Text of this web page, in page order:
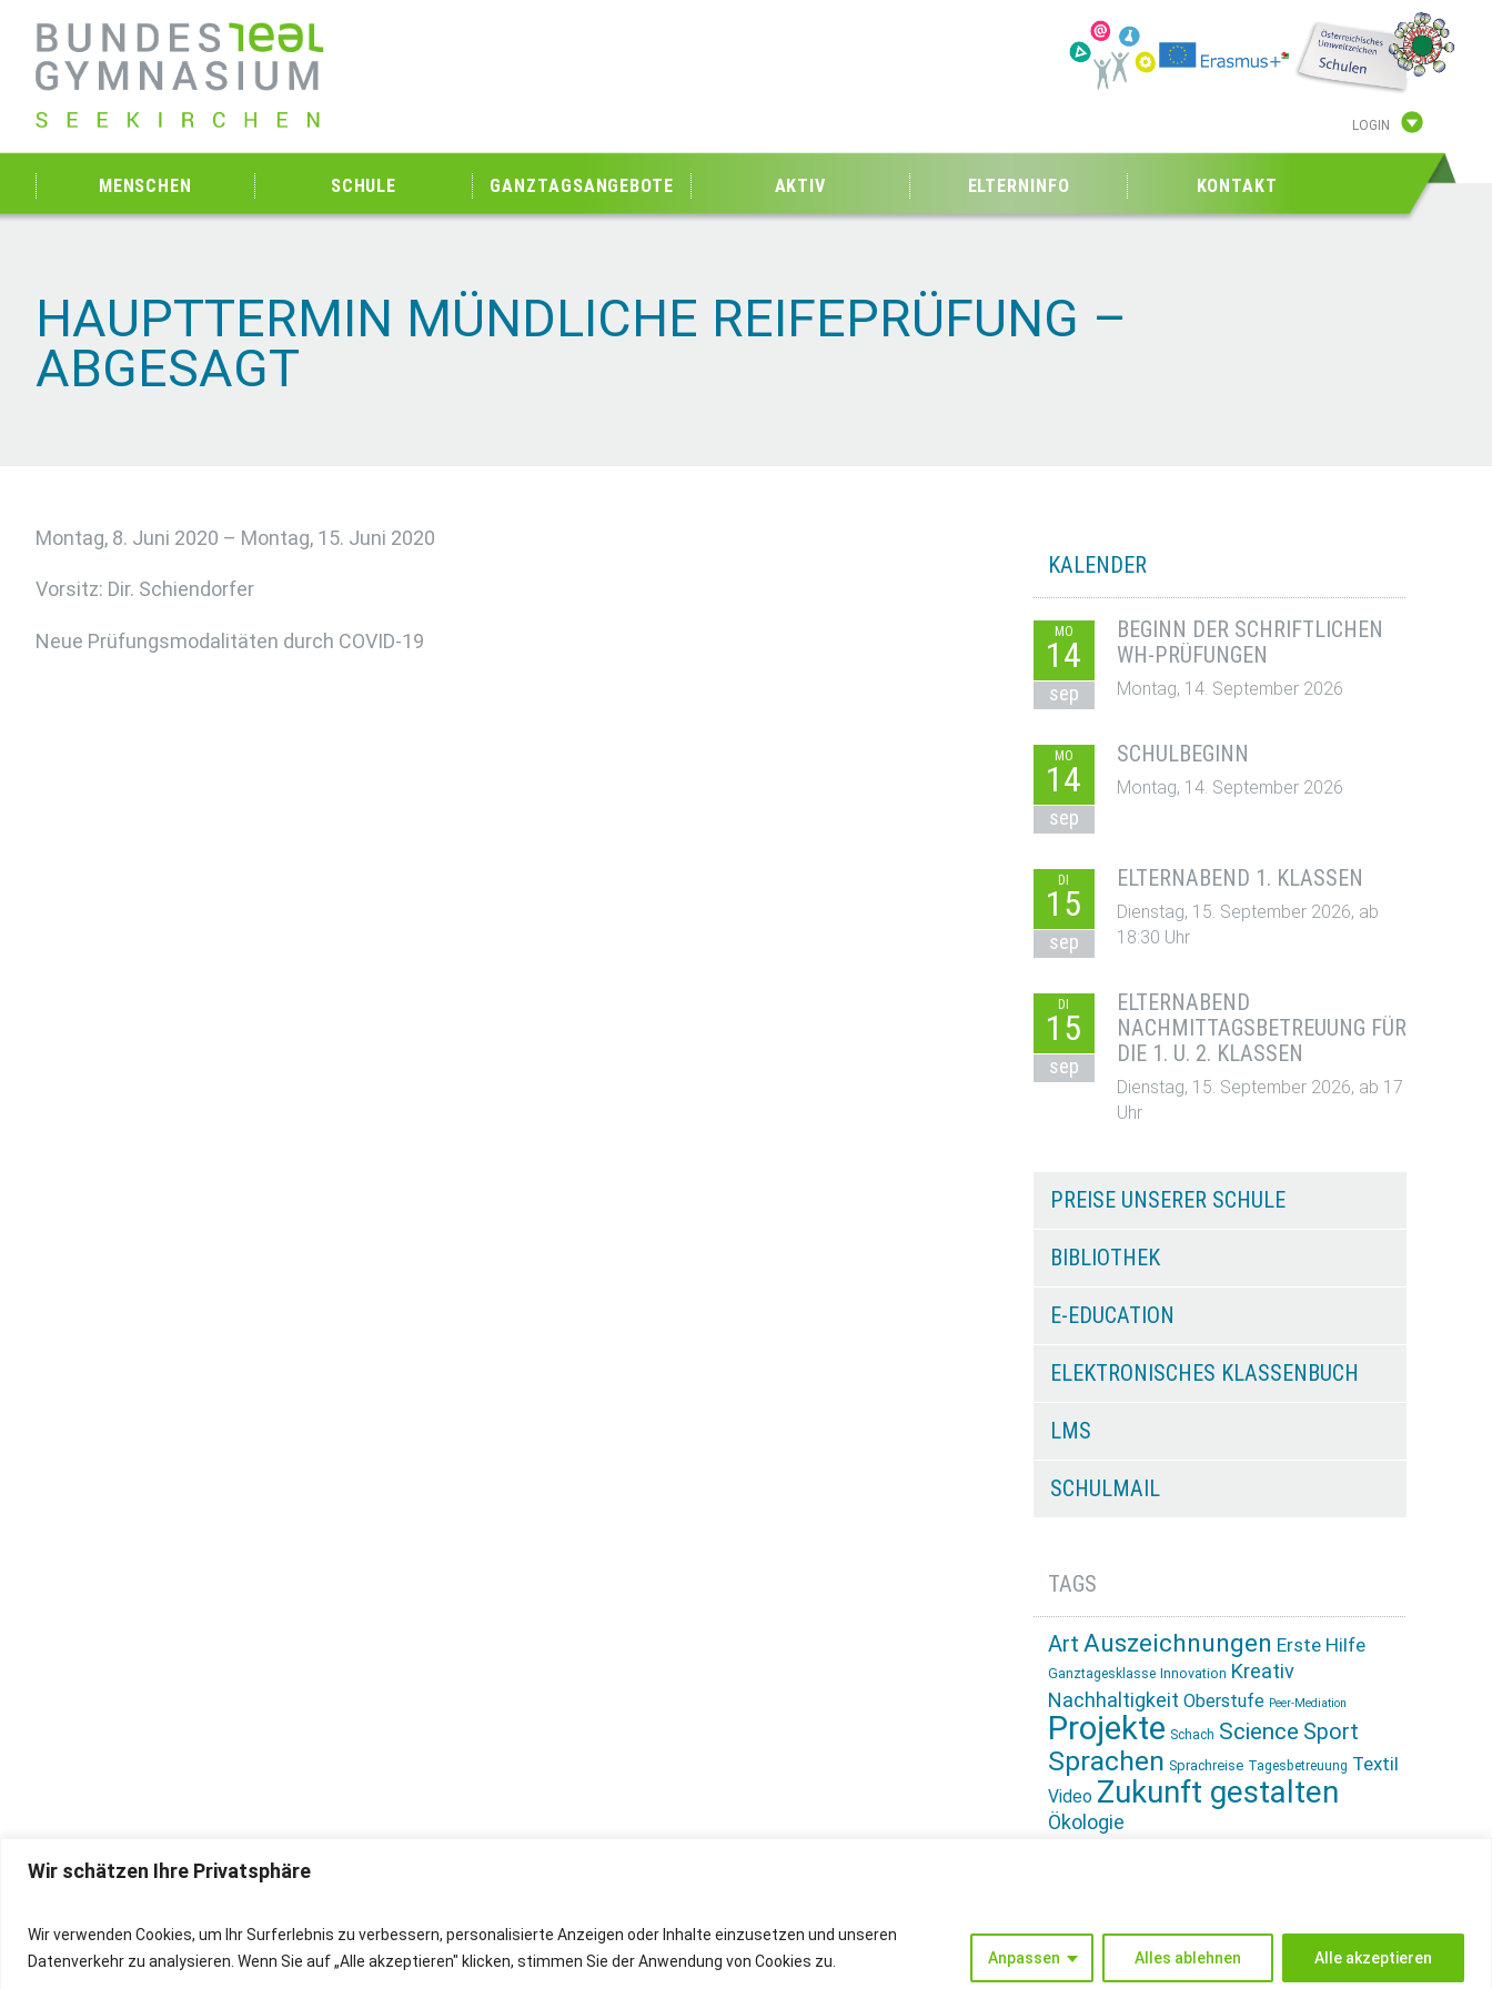
Wir schätzen Ihre Privatsphäre
Wir verwenden Cookies, um Ihr Surferlebnis zu verbessern, personalisierte Anzeigen oder Inhalte einzusetzen und unseren
Datenverkehr zu analysieren. Wenn Sie auf „Alle akzeptieren" klicken, stimmen Sie der Anwendung von Cookies zu.
Anpassen Alles ablehnen Alle akzeptieren
LOGIN
MENSCHEN SCHULE GANZTAGSANGEBOTE AKTIV ELTERNINFO KONTAKT
HAUPTTERMIN MÜNDLICHE REIFEPRÜFUNG –
ABGESAGT
Montag, 8. Juni 2020 – Montag, 15. Juni 2020
Vorsitz: Dir. Schiendorfer
Neue Prüfungsmodalitäten durch COVID-19
KALENDER
MO
14
sep
BEGINN DER SCHRIFTLICHEN
WH-PRÜFUNGEN
Montag, 14. September 2026
MO
14
sep
SCHULBEGINN
Montag, 14. September 2026
DI
15
sep
ELTERNABEND 1. KLASSEN
Dienstag, 15. September 2026, ab
18:30 Uhr
DI
15
sep
ELTERNABEND
NACHMITTAGSBETREUUNG FÜR
DIE 1. U. 2. KLASSEN
Dienstag, 15. September 2026, ab 17
Uhr
PREISE UNSERER SCHULE
BIBLIOTHEK
E-EDUCATION
ELEKTRONISCHES KLASSENBUCH
LMS
SCHULMAIL
TAGS
Art Auszeichnungen Erste Hilfe
Ganztagesklasse Innovation Kreativ
Nachhaltigkeit Oberstufe Peer-Mediation
Projekte Schach Science Sport
Sprachen Sprachreise Tagesbetreuung Textil
Video Zukunft gestalten
Ökologie
IMPRESSUM
DATENSCHUTZ
INSTAGRAM